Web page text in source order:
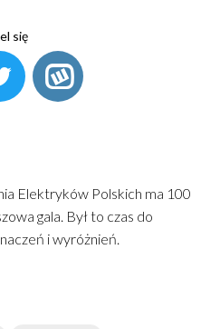
się
Elektryków Polskich ma 100
gala. Był to czas do
i wyróżnień.